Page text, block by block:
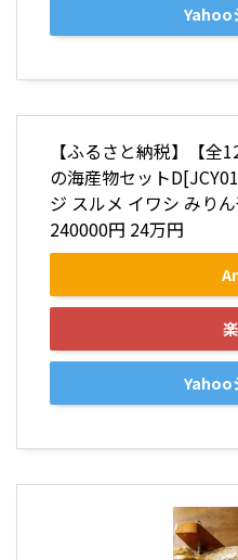
Yahoo
【ふるさと納税】【全
の海産物セット
ジ スルメ イワシ みり
240000円 24万円
Yahoo